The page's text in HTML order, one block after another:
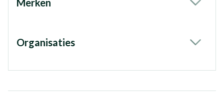
Merken
Organisaties